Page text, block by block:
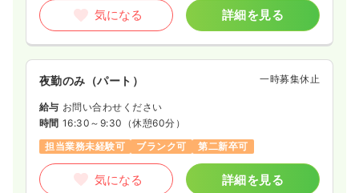
気になる 詳細を見る
夜勤のみ（パート） 一時募集休止
給与 お問い合わせください
時間 16:30～9:30 （休憩60分）
担当業務未経験可
ブランク可 第二新卒可
気になる 詳細を見る